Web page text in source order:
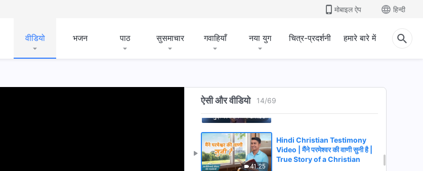
मोबाइल ऐप हिन्दी
वीडियो भजन पाठ सुसमाचार गवाहियाँ नया युग चित्र-प्रदर्शनी हमारे बारे में
ऐसी और वीडियो 14/69
Hindi Christian Testimony
31:06
Hindi Christian Testimony
41:25
Hindi Christian Testimony
Video | मैंने परमेश्वर की वाणी सुनी है |
True Story of a Christian